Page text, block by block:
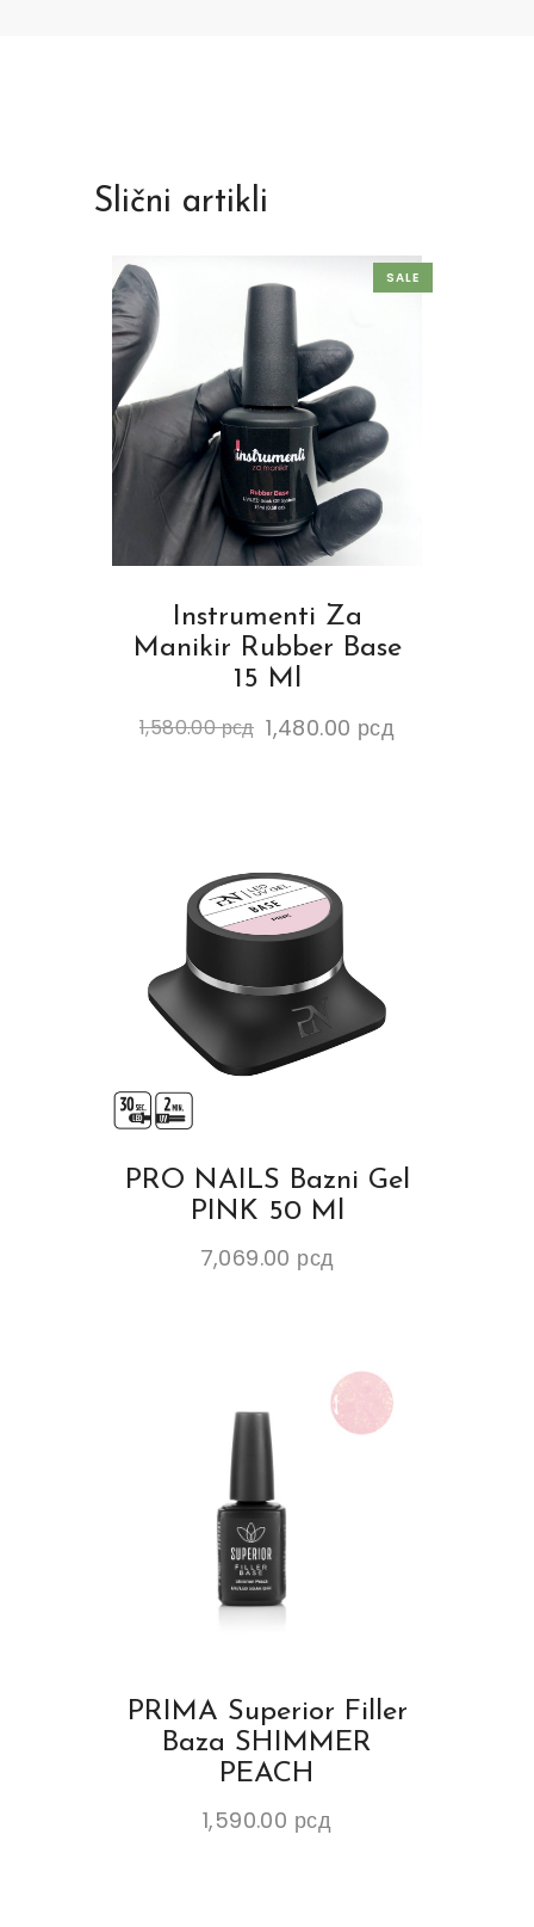
Slični artikli
SALE
Instrumenti Za
Manikir Rubber Base
15 Ml
1,580.00рсд 1,480.00 рсд
PRO NAILS Bazni Gel
PINK 50 Ml
7,069.00 рсд
PRIMA Superior Filler
Baza SHIMMER
PEACH
1,590.00 рсд